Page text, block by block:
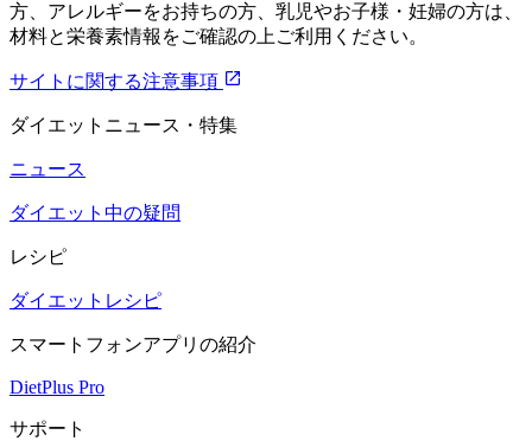
方、アレルギーをお持ちの方、乳児やお子様・妊婦の方は、
材料と栄養素情報をご確認の上ご利用ください。
サイトに関する注意事項
ダイエットニュース・特集
ニュース
ダイエット中の疑問
レシピ
ダイエットレシピ
スマートフォンアプリの紹介
DietPlus Pro
サポート